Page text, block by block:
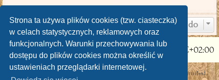
Strona ta używa plików cookies (tzw. ciasteczka)
w celach statystycznych, reklamowych oraz
funkcjonalnych. Warunki przechowywania lub
dostępu do plików cookies można określić w
ustawieniach przeglądarki internetowej.
Przejdź do
Strona główna Strefa czasowa UTC+02:00
Technologię dostarcza phpBB ® Forum Software © phpBB Limited